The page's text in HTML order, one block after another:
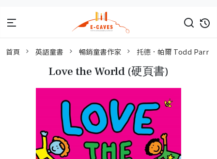
首頁 英語童書 暢銷童書作家 托德．帕爾 Todd Parr
Love the World (硬頁書)